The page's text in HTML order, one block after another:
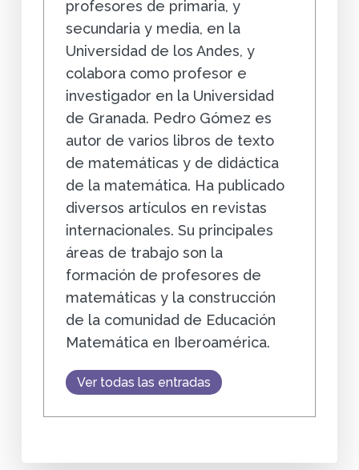
profesores de primaria, y
secundaria y media, en la
Universidad de los Andes, y
colabora como profesor e
investigador en la Universidad
de Granada. Pedro Gómez es
autor de varios libros de texto
de matemáticas y de didáctica
de la matemática. Ha publicado
diversos artículos en revistas
internacionales. Su principales
áreas de trabajo son la
formación de profesores de
matemáticas y la construcción
de la comunidad de Educación
Matemática en Iberoamérica.
Ver todas las entradas